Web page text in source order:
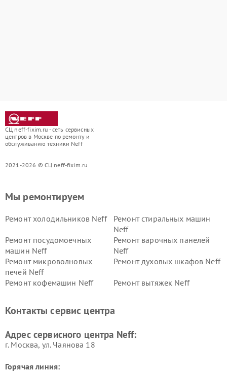
СЦ neff-fixim.ru - сеть сервисных
центров в Москве по ремонту и
обслуживанию техники Neff
2021-2026 © СЦ neff-fixim.ru
Мы ремонтируем
Ремонт холодильников Neff
Ремонт стиральных машин
Neff
Ремонт посудомоечных
машин Neff
Ремонт варочных панелей
Neff
Ремонт микроволновых
печей Neff
Ремонт духовых шкафов Neff
Ремонт кофемашин Neff Ремонт вытяжек Neff
Контакты сервис центра
Адрес сервисного центра Neff:
г. Москва, ул. Чаянова 18
Горячая линия: